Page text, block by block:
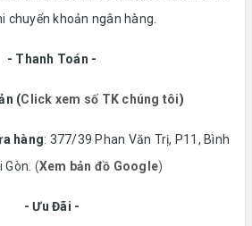
chuyển khoản ngân hàng.
- Thanh Toán -
(Click xem số TK chúng tôi)
hàng: 377/39 Phan Văn Trị, P11, Bình
(Xem bản đồ Google)
- Ưu Đãi -